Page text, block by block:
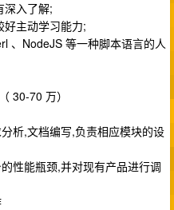
深入了解;
主动学习能力;
、NodeJS 等一种脚本语言的人
30-70 万）
析,文档编写,负责相应模块的设
性能瓶颈,并对现有产品进行调